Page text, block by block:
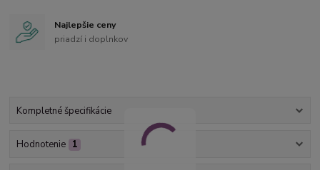
Najlepšie ceny
priadzí i doplnkov
Kompletné špecifikácie
Hodnotenie 1